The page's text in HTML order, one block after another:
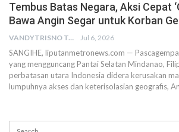
Tembus Batas Negara, Aksi Cepat
Bawa Angin Segar untuk Korban
VANDYTRISNO TALUMEPA Jul 6, 2026
SANGIHE, liputanmetronews.com —
yang mengguncang Pantai Selatan Mindanao,
perbatasan utara Indonesia didera kerusakan
lumpuhnya akses dan keterisolasian geografis,